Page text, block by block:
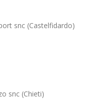
snc (Castelfidardo)
snc (Chieti)